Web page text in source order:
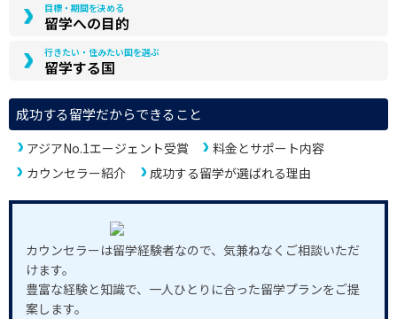
目標・期間を決める
留学への目的
行きたい・住みたい国を選ぶ
留学する国
成功する留学だからできること
アジアNo.1エージェント受賞
料金とサポート内容
カウンセラー紹介
成功する留学が選ばれる理由
カウンセラーは留学経験者なので、気兼ねなくご相談いただ
けます。
豊富な経験と知識で、一人ひとりに合った留学プランをご提
案します。